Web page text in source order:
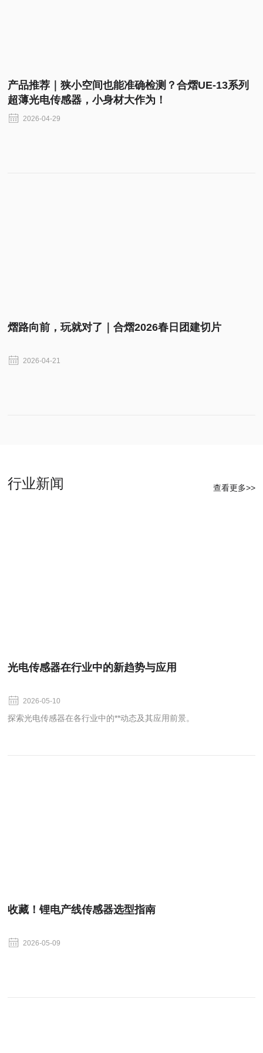
产品推荐｜狭小空间也能准确检测？合熠UE-13系列
超薄光电传感器，小身材大作为！
2026-04-29
熠路向前，玩就对了｜合熠2026春日团建切片
2026-04-21
行业新闻 查看更多>>
光电传感器在行业中的新趋势与应用
2026-05-10
探索光电传感器在各行业中的**动态及其应用前景。
收藏！锂电产线传感器选型指南
2026-05-09